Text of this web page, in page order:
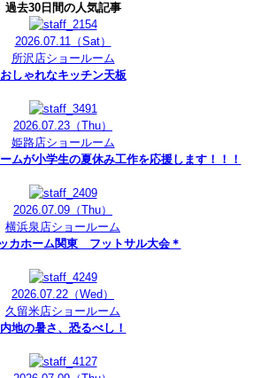
過去30日間の人気記事
2026.07.11（Sat）
所沢店ショールーム
おしゃれなキッチン天板
2026.07.23 （Thu）
姫路店ショールーム
ムが小学生の夏休み工作を応援します！！！
2026.07.09 （Thu）
横浜泉店ショールーム
カホーム関東 フットサル大会＊
2026.07.22 （Wed）
久留米店ショールーム
内地の暑さ、恐るべし！